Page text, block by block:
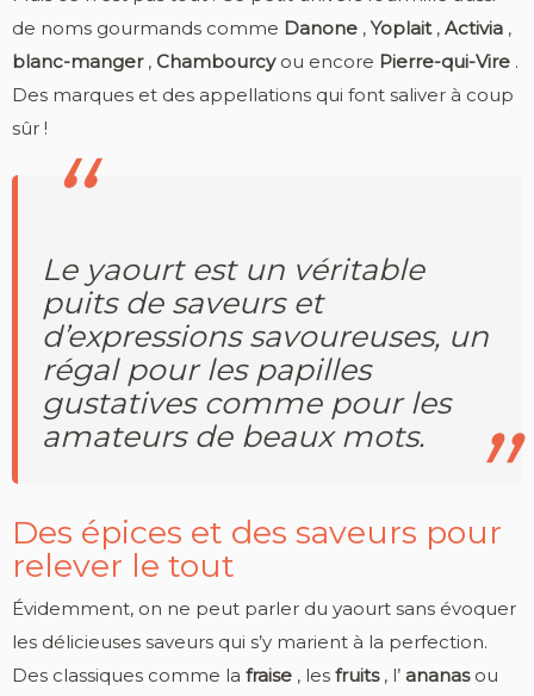
de noms gourmands comme Danone ,Yoplait , Activia ,
blanc-manger , Chambourcy ou encore Pierre-qui-Vire .
Des marques et des appellations qui font saliver à coup
sûr !
Le yaourt est un véritable
puits de saveurs et
d’expressions savoureuses, un
régal pour les papilles
gustatives comme pour les
amateurs de beaux mots.
Des épices et des saveurs pour
relever le tout
Évidemment, on ne peut parler du yaourt sans évoquer
les délicieuses saveurs qui s’y marient à la perfection.
Des classiques comme la fraise , les fruits , l’ ananas ou